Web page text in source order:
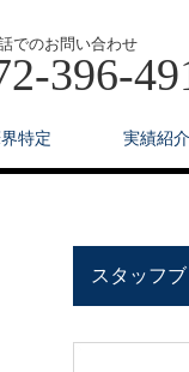
でのお問い合わせ
396-
特定 実績紹介
スタッフ